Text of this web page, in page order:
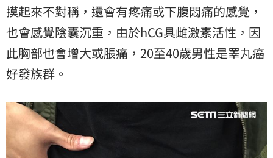
摸起來不對稱，還會有疼痛或下腹悶痛的感覺，
也會感覺陰囊沉重，由於hCG具雌激素活性，因
此胸部也會增大或脹痛，20至40歲男性是睪丸癌
好發族群。